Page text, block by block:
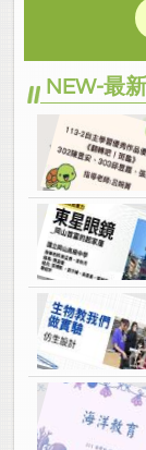
NEW-最新